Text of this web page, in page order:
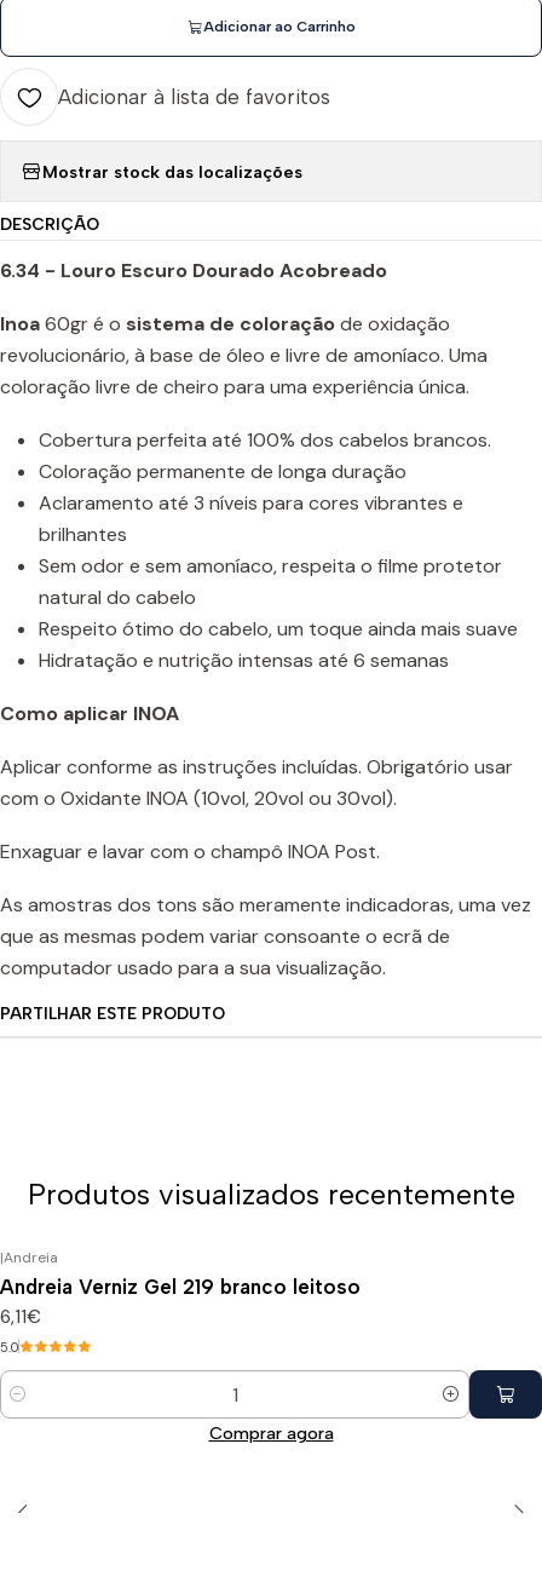
Adicionar ao Carrinho
Adicionar à lista de favoritos
Mostrar stock das localizações
DESCRIÇÃO
6.34 - Louro Escuro Dourado Acobreado
Inoa60gr é o sistema de coloraçãode oxidação
revolucionário, à base de óleo e livre de amoníaco. Uma
coloração livre de cheiro para uma experiência única.
Cobertura perfeita até 100% dos cabelos brancos.
Coloração permanente de longa duração
Aclaramento até 3 níveis para cores vibrantes e
brilhantes
Sem odor e sem amoníaco, respeita o filme protetor
natural do cabelo
Respeito ótimo do cabelo, um toque ainda mais suave
Hidratação e nutrição intensas até 6 semanas
Como aplicar INOA
Aplicar conforme as instruções incluídas. Obrigatório usar
com o Oxidante INOA (10vol, 20vol ou 30vol).
Enxaguar e lavar com o champô INOA Post.
As amostras dos tons são meramente indicadoras, uma vez
que as mesmas podem variar consoante o ecrã de
computador usado para a sua visualização.
PARTILHAR ESTE PRODUTO
Produtos visualizados recentemente
|Andreia
Andreia Verniz Gel 219 branco leitoso
6,11€
5.0
Quantidade
Comprar agora